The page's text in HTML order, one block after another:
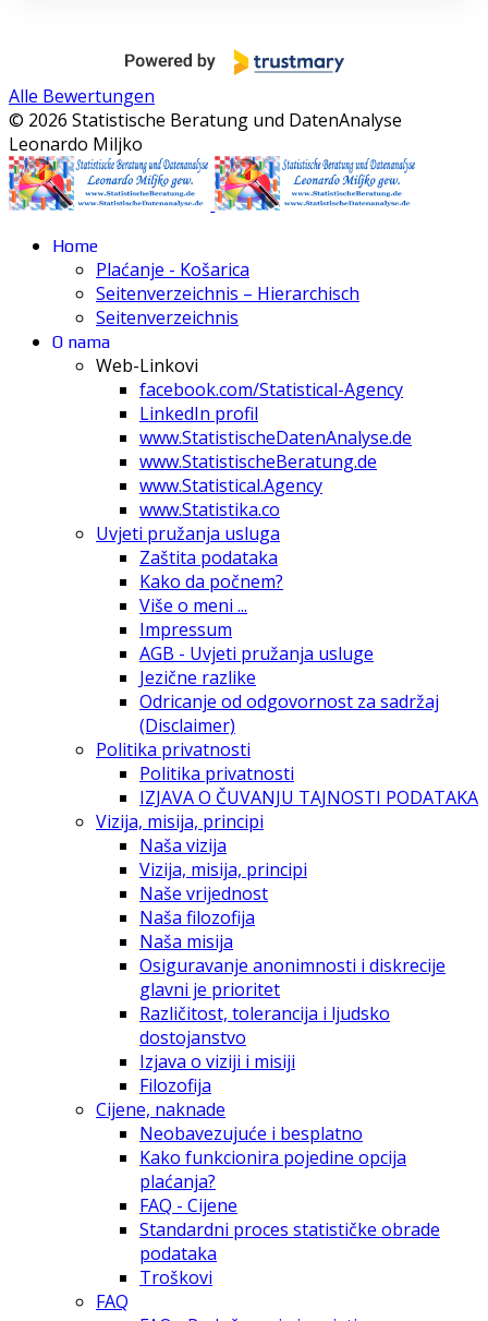
Alle Bewertungen
© 2026 Statistische Beratung und DatenAnalyse
Leonardo Miljko
Home
Plaćanje - Košarica
Seitenverzeichnis – Hierarchisch
Seitenverzeichnis
O nama
Web-Linkovi
facebook.com/Statistical-Agency
LinkedIn profil
www.StatistischeDatenAnalyse.de
www.StatistischeBeratung.de
www.Statistical.Agency
www.Statistika.co
Uvjeti pružanja usluga
Zaštita podataka
Kako da počnem?
Više o meni ...
Impressum
AGB - Uvjeti pružanja usluge
Jezične razlike
Odricanje od odgovornost za sadržaj
(Disclaimer)
Politika privatnosti
Politika privatnosti
IZJAVA O ČUVANJU TAJNOSTI PODATAKA
Vizija, misija, principi
Naša vizija
Vizija, misija, principi
Naše vrijednost
Naša filozofija
Naša misija
Osiguravanje anonimnosti i diskrecije
glavni je prioritet
Različitost, tolerancija i ljudsko
dostojanstvo
Izjava o viziji i misiji
Filozofija
Cijene, naknade
Neobavezujuće i besplatno
Kako funkcionira pojedine opcija
plaćanja?
FAQ - Cijene
Standardni proces statističke obrade
podataka
Troškovi
FAQ